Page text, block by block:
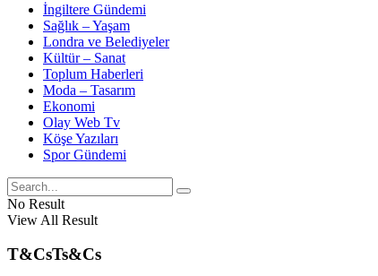
İngiltere Gündemi
Sağlık – Yaşam
Londra ve Belediyeler
Kültür – Sanat
Toplum Haberleri
Moda – Tasarım
Ekonomi
Olay Web Tv
Köşe Yazıları
Spor Gündemi
No Result
View All Result
T&CsTs&Cs